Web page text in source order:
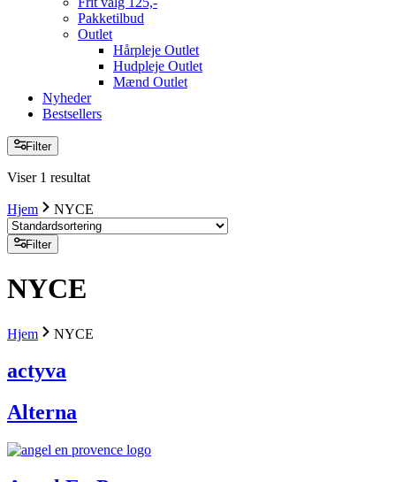
Pakketilbud
Outlet
Hårpleje Outlet
Hudpleje Outlet
Mænd Outlet
Nyheder
Bestsellers
Filter
Viser 1 resultat
Hjem NYCE
Filter
NYCE
Hjem NYCE
actyva
Alterna